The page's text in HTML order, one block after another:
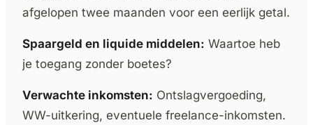
afgelopen twee maanden voor een eerlijk getal.
Spaargeld en liquide middelen: Waartoe heb
je toegang zonder boetes?
Verwachte inkomsten: Ontslagvergoeding,
WW-uitkering, eventuele freelance-inkomsten.